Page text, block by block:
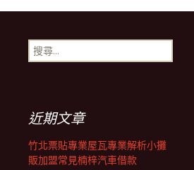
導
覽
列
搜
尋
近期文章
竹北票貼專業屋瓦專業解析小攤
販加盟常見楠梓汽車借款